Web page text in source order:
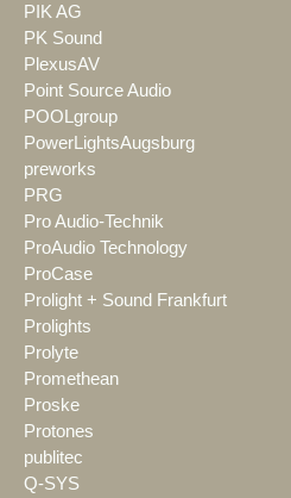
PIK AG
PK Sound
PlexusAV
Point Source Audio
POOLgroup
PowerLightsAugsburg
preworks
PRG
Pro Audio-Technik
ProAudio Technology
ProCase
Prolight + Sound Frankfurt
Prolights
Prolyte
Promethean
Proske
Protones
publitec
Q-SYS